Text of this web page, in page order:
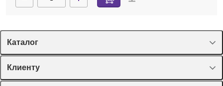
Каталог
Спецпредложения
Оборудование, приборы
Клиенту